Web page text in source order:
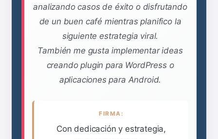
analizando casos de éxito o disfrutando
de un buen café mientras planifico la
siguiente estrategia viral.
También me gusta implementar ideas
creando plugin para WordPress o
aplicaciones para Android.
FIRMA:
Con dedicación y estrategia,